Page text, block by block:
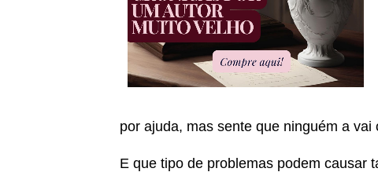
por ajuda, mas sente que ninguém a
E que tipo de problemas podem causar